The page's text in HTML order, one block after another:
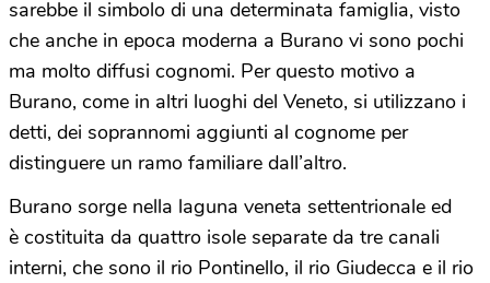
sarebbe il simbolo di una determinata famiglia, visto
che anche in epoca moderna a Burano vi sono pochi
ma molto diffusi cognomi. Per questo motivo a
Burano, come in altri luoghi del Veneto, si utilizzano i
detti, dei soprannomi aggiunti al cognome per
distinguere un ramo familiare dall’altro.
Burano sorge nella laguna veneta settentrionale ed
è costituita da quattro isole separate da tre canali
interni, che sono il rio Pontinello, il rio Giudecca e il rio